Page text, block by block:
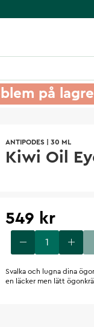
på
ANTIPODES 30 ML
Kiwi Oil
549 kr
Svalka och lugna dina
en läcker men lätt